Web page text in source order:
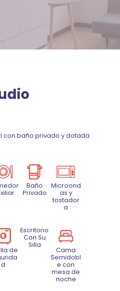
con baño privado y dotada
Baño
Privado
Microond
as y
tostador
a
de
d
Escritorio
Con Su
Silla
Cama
Semidobl
e con
mesa de
noche